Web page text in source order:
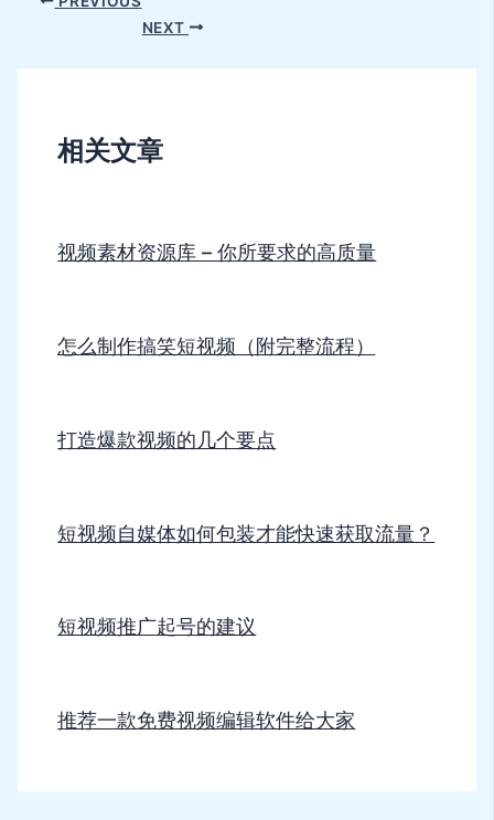
NEXT
相关文章
视频素材资源库 – 你所要求的高质量
怎么制作搞笑短视频（附完整流程）
打造爆款视频的几个要点
短视频自媒体如何包装才能快速获取流量？
短视频推广起号的建议
推荐一款免费视频编辑软件给大家